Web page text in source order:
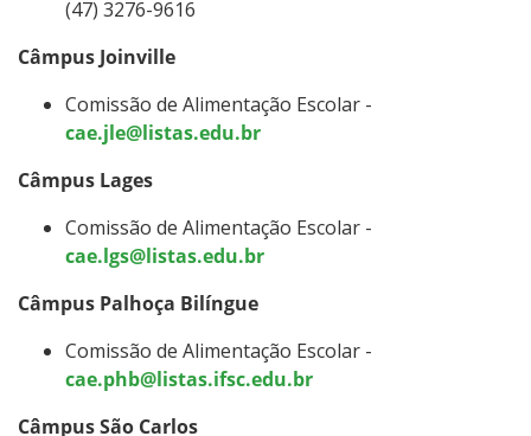
(47) 3276-9616
Câmpus Joinville
Comissão de Alimentação Escolar -
cae.jle@listas.edu.br
Câmpus Lages
Comissão de Alimentação Escolar -
cae.lgs@listas.edu.br
Câmpus Palhoça Bilíngue
Comissão de Alimentação Escolar -
cae.phb@listas.ifsc.edu.br
Câmpus São Carlos